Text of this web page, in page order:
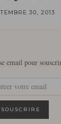
30, 2013
email pour